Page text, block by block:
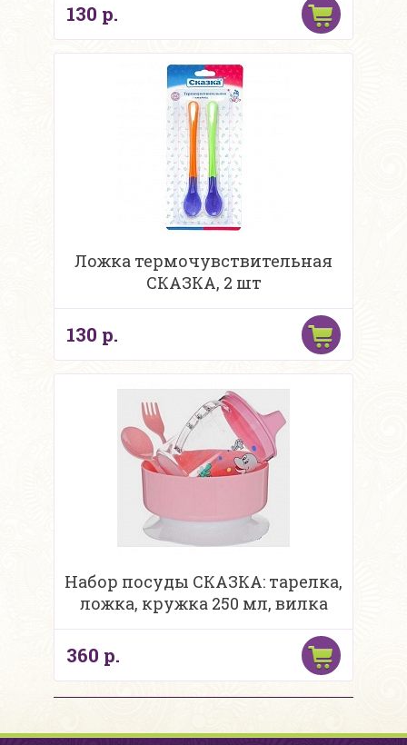
130 р.
Ложка термочувствительная
СКАЗКА, 2 шт
130 р.
Набор посуды СКАЗКА: тарелка,
ложка, кружка 250 мл, вилка
360 р.